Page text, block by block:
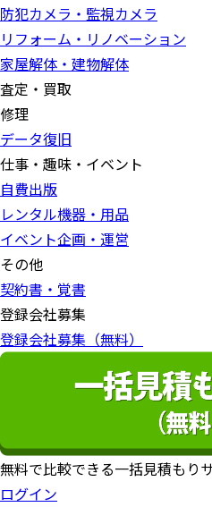
防犯カメラ・監視カメラ
リフォーム・リノベーション
家屋解体・建物解体
査定・買取
修理
データ復旧
仕事・趣味・イベント
自費出版
レンタル機器・用品
イベント企画・運営
その他
契約書・覚書
登録会社募集
登録会社募集（無料）
無料で比較できる一括見積もり
ログイン